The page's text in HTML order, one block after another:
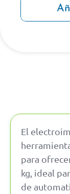
El
para
kg, ideal
de